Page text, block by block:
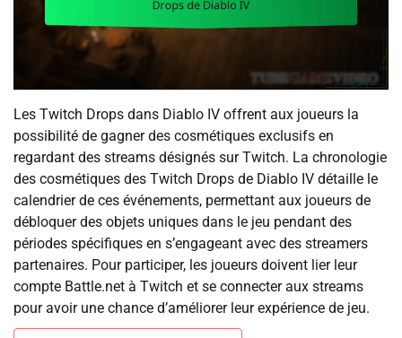
Les Twitch Drops dans Diablo IV offrent aux joueurs la
possibilité de gagner des cosmétiques exclusifs en
regardant des streams désignés sur Twitch. La chronologie
des cosmétiques des Twitch Drops de Diablo IV détaille le
calendrier de ces événements, permettant aux joueurs de
débloquer des objets uniques dans le jeu pendant des
périodes spécifiques en s’engageant avec des streamers
partenaires. Pour participer, les joueurs doivent lier leur
compte Battle.net à Twitch et se connecter aux streams
pour avoir une chance d’améliorer leur expérience de jeu.